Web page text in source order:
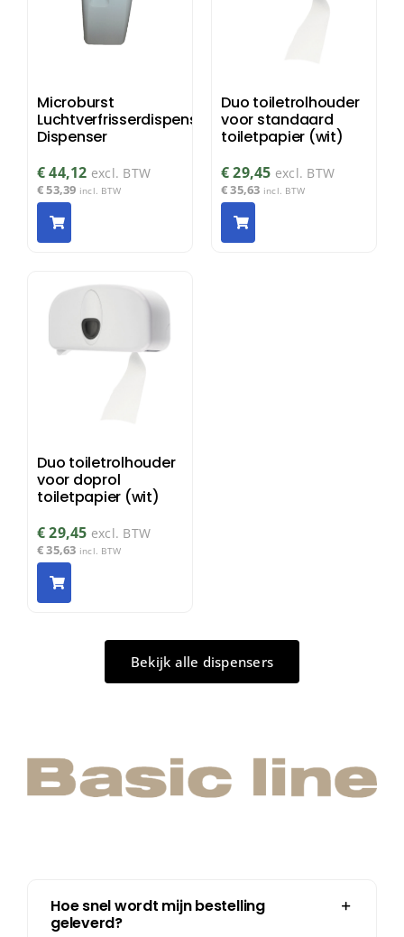
Bekijk alle dispensers
Microburst
Luchtverfrisserdispenser
Dispenser
€44,12 excl. BTW
€53,39 incl. BTW
Duo toiletrolhouder
voor standaard
toiletpapier (wit)
€29,45 excl. BTW
€35,63 incl. BTW
Duo toiletrolhouder
voor doprol
toiletpapier (wit)
€29,45 excl. BTW
€35,63 incl. BTW